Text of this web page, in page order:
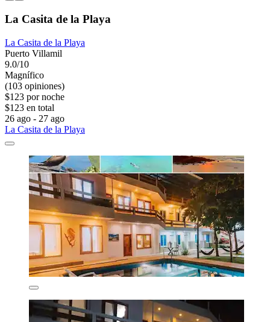
La Casita de la Playa
La Casita de la Playa
Puerto Villamil
9.0/10
Magnífico
(103 opiniones)
$123 por noche
$123 en total
26 ago - 27 ago
La Casita de la Playa